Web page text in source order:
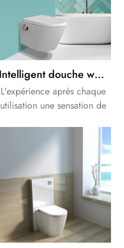
Intelligent douche wc Bidet Siège de couleur blanc et noir style allemand
L'expérience après chaque
utilisation une sensation de
également plus efficace et
plus saine que de nettoyer
avec du papier toilette.